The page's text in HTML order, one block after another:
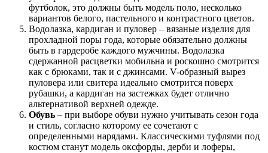
футболок, это должны быть модель поло, несколько
вариантов белого, пастельного и контрастного цветов.
Водолазка, кардиган и пуловер – вязаные изделия для
прохладной поры года, которые обязательно должны
быть в гардеробе каждого мужчины. Водолазка
сдержанной расцветки мобильна и роскошно смотрится
как с брюками, так и с джинсами. V-образный вырез
пуловера или свитера идеально смотрится поверх
рубашки, а кардиган на застежках будет отлично
альтернативой верхней одежде.
Обувь – при выборе обуви нужно учитывать сезон года
и стиль, согласно которому ее сочетают с
определенными нарядами. Классическими туфлями под
костюм станут модель оксфорды, дерби и лоферы,